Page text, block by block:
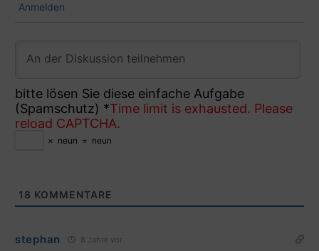
Anmelden
bitte lösen Sie diese einfache Aufgabe
(Spamschutz) *Time limit is exhausted. Please
reload CAPTCHA.
× neun = neun
18 KOMMENTARE
stephan 8 Jahre vor